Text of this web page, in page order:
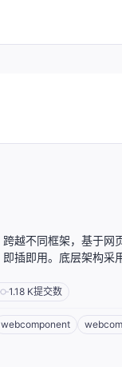
越不同框架，基于网
插即用。底层架构采
1.18 K提交数
webcomponent